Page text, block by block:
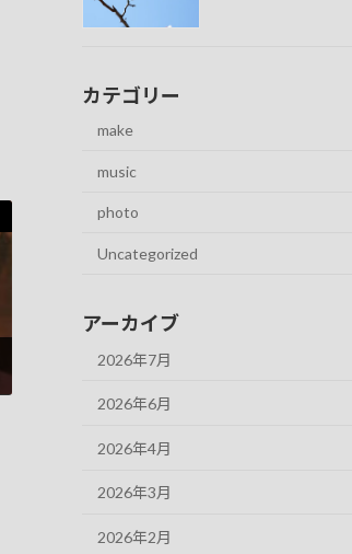
カテゴリー
make
music
photo
Uncategorized
アーカイブ
2026年7月
2026年6月
2026年4月
2026年3月
2026年2月